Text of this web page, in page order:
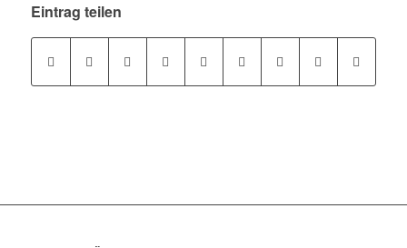
Eintrag teilen